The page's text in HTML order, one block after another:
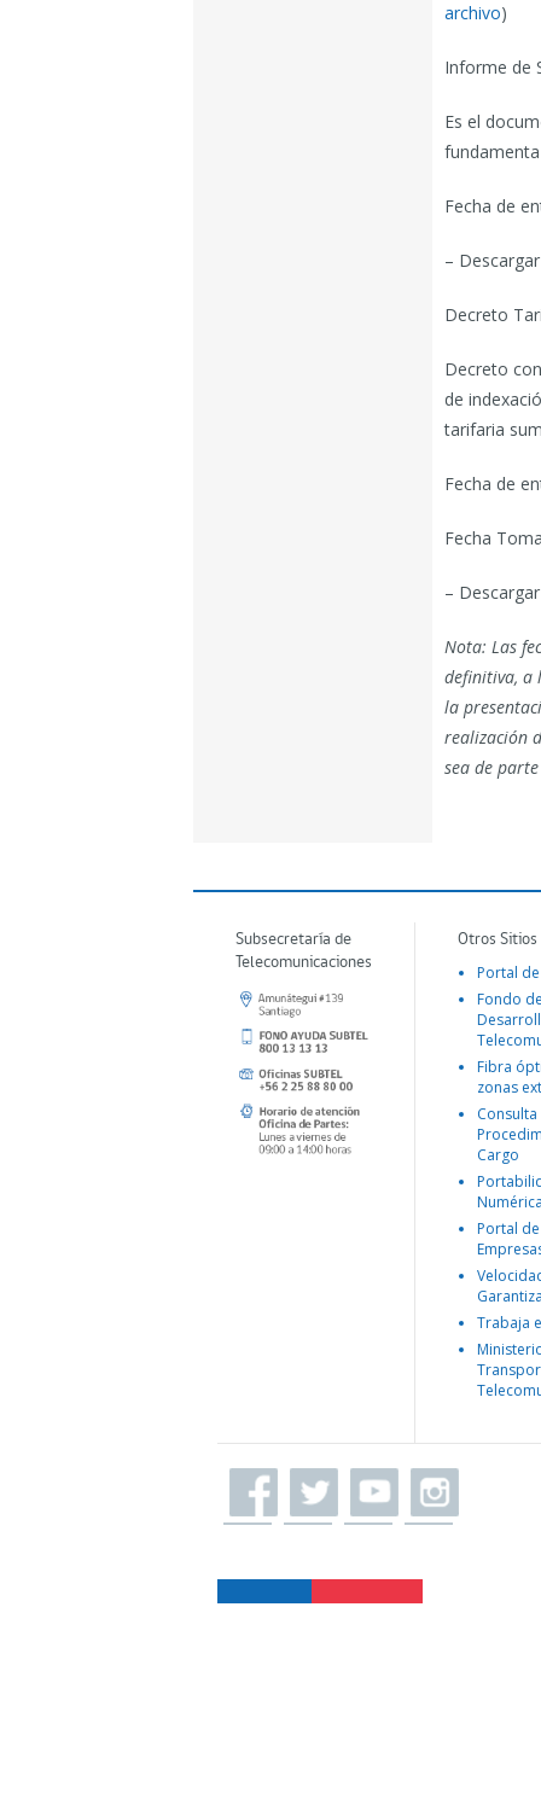
archivo)
Informe de
Es el
Fecha de
–
Decreto
Decreto
de
tarifaria
Fecha de
Fecha
–
Nota: Las
definitiva, a
la
realización
sea de
Subsecretaría de
Telecomunicaciones
Otros
Portal
Fondo
Fibra
zonas
Consulta
Cargo
Portal
Trabaja